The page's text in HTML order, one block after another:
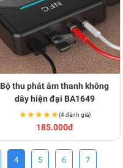
Bộ thu phát âm thanh không
dây hiện đại BA1649
★★★★★
★★★★★(4 đánh giá)
185.000đ
4 5 6 7